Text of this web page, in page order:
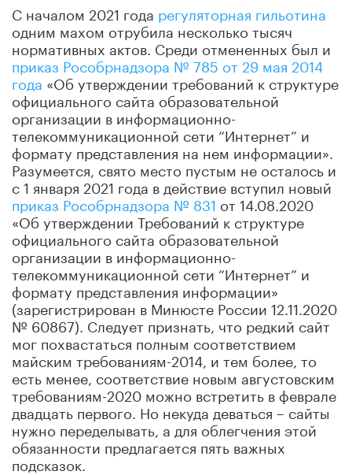
С началом 2021 года регуляторная гильотина
одним махом отрубила несколько тысяч
нормативных актов. Среди отмененных был и
приказ Рособрнадзора № 785 от 29 мая 2014
года «Об утверждении требований к структуре
официального сайта образовательной
организации в информационно-
телекоммуникационной сети “Интернет” и
формату представления на нем информации».
Разумеется, свято место пустым не осталось и
с 1 января 2021 года в действие вступил новый
приказ Рособрнадзора № 831 от 14.08.2020
«Об утверждении Требований к структуре
официального сайта образовательной
организации в информационно-
телекоммуникационной сети “Интернет” и
формату представления информации»
(зарегистрирован в Минюсте России 12.11.2020
№ 60867). Следует признать, что редкий сайт
мог похвастаться полным соответствием
майским требованиям-2014, и тем более, то
есть менее, соответствие новым августовским
требованиям-2020 можно встретить в феврале
двадцать первого. Но некуда деваться – сайты
нужно переделывать, а для облегчения этой
обязанности предлагается пять важных
подсказок.